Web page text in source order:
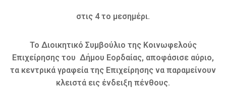
στις 4 το μεσημέρι.
Το Διοικητικό Συμβούλιο της Κοινωφελούς
Επιχείρησης του Δήμου Εορδαίας, αποφάσισε αύριο,
τα κεντρικά γραφεία της Επιχείρησης να παραμείνουν
κλειστά εις ένδειξη πένθους.